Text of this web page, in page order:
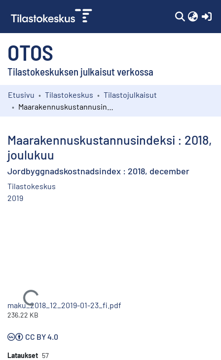
OTOS
Tilastokeskuksen julkaisut verkossa
Kokoelmat
Etusivu Tilastokeskus
Tilastojulkaisut
Maarakennuskustannusindeksi : 2018,
joulukuu
Jordbyggnadskostnadsindex : 2018, december
Tilastokeskus
2019
Ladataan...
maku_2018_12_2019-01-23_fi.pdf
236.22 KB
CC BY 4.0
Lataukset 57